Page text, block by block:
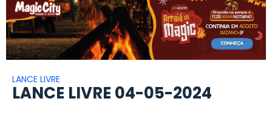
LANCE LIVRE
LANCE LIVRE 04-05-2024